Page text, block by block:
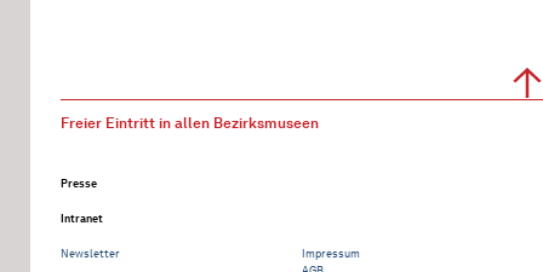
Freier Eintritt in allen Bezirksmuseen
Presse
Intranet
Newsletter
Impressum